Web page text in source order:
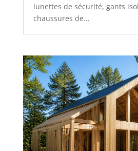
lunettes de sécurité, gants
chaussures de...